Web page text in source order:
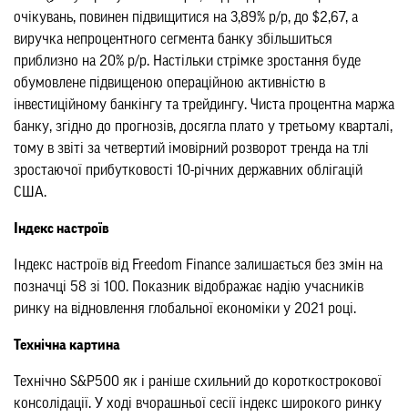
очікувань, повинен підвищитися на 3,89% р/р, до $2,67, а
виручка непроцентного сегмента банку збільшиться
приблизно на 20% р/р. Настільки стрімке зростання буде
обумовлене підвищеною операційною активністю в
інвестиційному банкінгу та трейдингу. Чиста процентна маржа
банку, згідно до прогнозів, досягла плато у третьому кварталі,
тому в звіті за четвертий імовірний розворот тренда на тлі
зростаючої прибутковості 10-річних державних облігацій
США.
Індекс настроїв
Індекс настроїв від Freedom Finance залишається без змін на
позначці 58 зі 100. Показник відображає надію учасників
ринку на відновлення глобальної економіки у 2021 році.
Технічна картина
Технічно S&P500 як і раніше схильний до короткострокової
консолідації. У ході вчорашньої сесії індекс широкого ринку